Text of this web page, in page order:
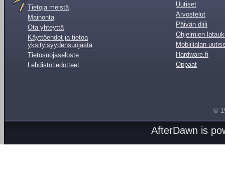
Tietoja meistä
Mainonta
Ota yhteyttä
Käyttöehdot ja tietoa
yksityisyydensuojasta
Tietosuojaseloste
Lehdistötiedotteet
Uutiset
Arvostelut
Päivän diili
Ohjelmien
Mobiilialan
Hardware.fi
Oppaat
©
AfterDawn is